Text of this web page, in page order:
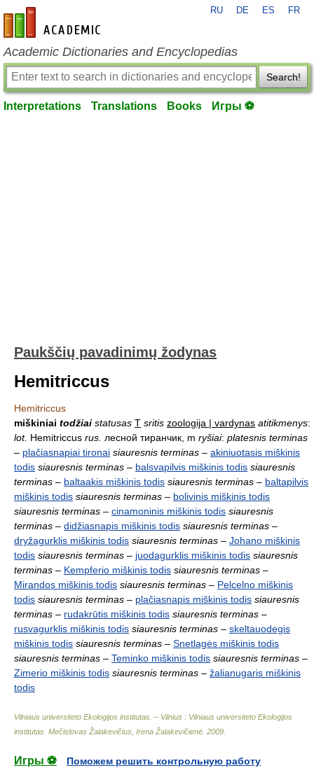
en-academic.com
RU DE ES FR
Academic Dictionaries and Encyclopedias
Search!
Interpretations Translations Books Игры ⚽
Paukščių pavadinimų žodynas
Hemitriccus
Hemitriccus
miškiniai todžiai statusas T sritis zoologija | vardynas atitikmenys:
lot. Hemitriccus rus. лесной тиранчик, m ryšiai: platesnis terminas
– plačiasnapiai tironai siauresnis terminas – akiniuotasis miškinis
todis siauresnis terminas – balsvapilvis miškinis todis siauresnis
terminas – baltaakis miškinis todis siauresnis terminas – baltapilvis
miškinis todis siauresnis terminas – bolivinis miškinis todis
siauresnis terminas – cinamoninis miškinis todis siauresnis
terminas – didžiasnapis miškinis todis siauresnis terminas –
dryžagurklis miškinis todis siauresnis terminas – Johano miškinis
todis siauresnis terminas – juodagurklis miškinis todis siauresnis
terminas – Kempferio miškinis todis siauresnis terminas –
Mirandos miškinis todis siauresnis terminas – Pelcelno miškinis
todis siauresnis terminas – plačiasnapis miškinis todis siauresnis
terminas – rudakrūtis miškinis todis siauresnis terminas –
rusvagurklis miškinis todis siauresnis terminas – skeltauodegis
miškinis todis siauresnis terminas – Snetlagės miškinis todis
siauresnis terminas – Teminko miškinis todis siauresnis terminas –
Zimerio miškinis todis siauresnis terminas – žalianugaris miškinis
todis
Vilniaus universiteto Ekologijos institutas. – Vilnius : Vilniaus universiteto Ekologijos
institutas Mečislovas Žalakevičius, Irena Žalakevičienė 2009
Игры ⚽
Поможем решить контрольную работу